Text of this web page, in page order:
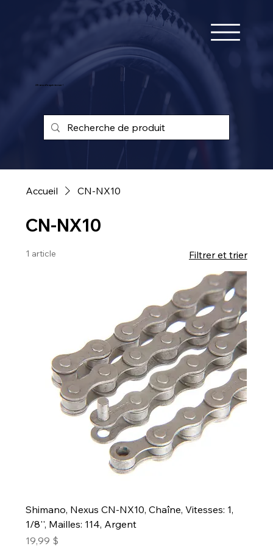
25 ans d'expérience !
Accueil CN-NX10
CN-NX10
1 article Filtrer et trier
Shimano, Nexus CN-NX10, Chaîne, Vitesses: 1,
1/8'', Mailles: 114, Argent
Prix
19,99 $